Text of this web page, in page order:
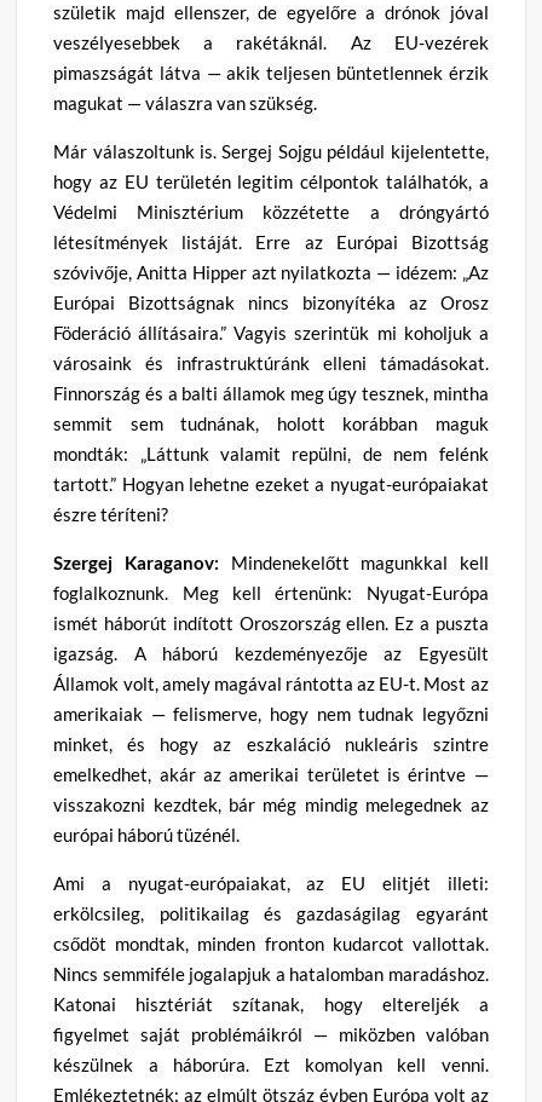
születik majd ellenszer, de egyelőre a drónok jóval
veszélyesebbek a rakétáknál. Az EU-vezérek
pimaszságát látva — akik teljesen büntetlennek érzik
magukat — válaszra van szükség.
Már válaszoltunk is. Sergej Sojgu például kijelentette,
hogy az EU területén legitim célpontok találhatók, a
Védelmi Minisztérium közzétette a dróngyártó
létesítmények listáját. Erre az Európai Bizottság
szóvivője, Anitta Hipper azt nyilatkozta — idézem: „Az
Európai Bizottságnak nincs bizonyítéka az Orosz
Föderáció állításaira.” Vagyis szerintük mi koholjuk a
városaink és infrastruktúránk elleni támadásokat.
Finnország és a balti államok meg úgy tesznek, mintha
semmit sem tudnának, holott korábban maguk
mondták: „Láttunk valamit repülni, de nem felénk
tartott.” Hogyan lehetne ezeket a nyugat-európaiakat
észre téríteni?
Szergej Karaganov: Mindenekelőtt magunkkal kell
foglalkoznunk. Meg kell értenünk: Nyugat-Európa
ismét háborút indított Oroszország ellen. Ez a puszta
igazság. A háború kezdeményezője az Egyesült
Államok volt, amely magával rántotta az EU-t. Most az
amerikaiak — felismerve, hogy nem tudnak legyőzni
minket, és hogy az eszkaláció nukleáris szintre
emelkedhet, akár az amerikai területet is érintve —
visszakozni kezdtek, bár még mindig melegednek az
európai háború tüzénél.
Ami a nyugat-európaiakat, az EU elitjét illeti:
erkölcsileg, politikailag és gazdaságilag egyaránt
csődöt mondtak, minden fronton kudarcot vallottak.
Nincs semmiféle jogalapjuk a hatalomban maradáshoz.
Katonai hisztériát szítanak, hogy eltereljék a
figyelmet saját problémáikról — miközben valóban
készülnek a háborúra. Ezt komolyan kell venni.
Emlékeztetnék: az elmúlt ötszáz évben Európa volt az